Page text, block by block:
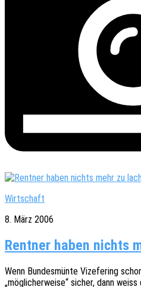
Wirtschaft
8. März 2006
Rentner haben nichts
Wenn Bundes­mün­te Vize­fe­ring
„mögli­cher­wei­se“ sicher, dann